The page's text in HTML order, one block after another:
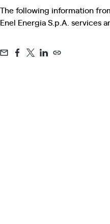
The following information
Enel Energia S.p.A. services